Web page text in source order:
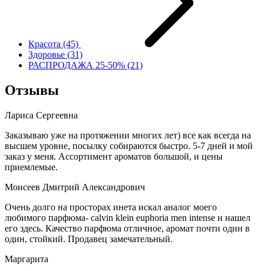
Красота (45)
Здоровье (31)
РАСПРОДАЖА 25-50% (21)
Отзывы
Лариса Сергеевна
Заказываю уже на протяжении многих лет) все как всегда на
высшем уровне, посылку собираются быстро. 5-7 дней и мой
заказ у меня. Ассортимент ароматов большой, и цены
приемлемые.
Моисеев Дмитрий Александрович
Очень долго на просторах инета искал аналог моего
любимого парфюма- calvin klein euphoria men intense и нашел
его здесь. Качество парфюма отличное, аромат почти один в
один, стойкий. Продавец замечательный.
Маргарита